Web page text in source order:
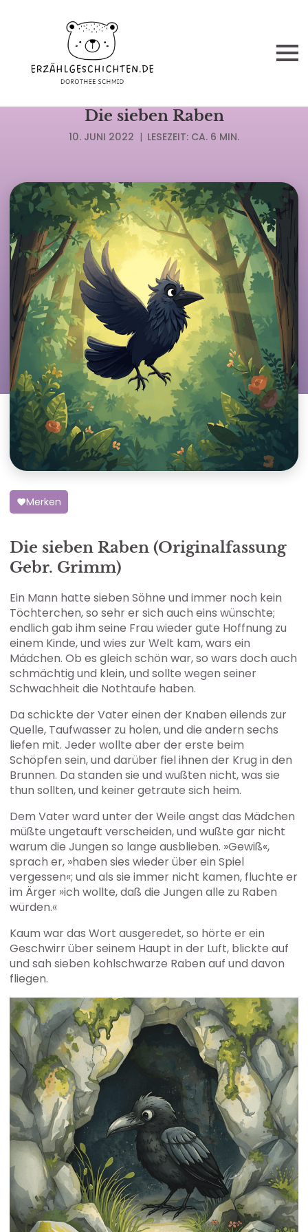
Die sieben Raben
10. JUNI 2022 | LESEZEIT: CA. 6 MIN.
Merken
Die sieben Raben (Originalfassung
Gebr. Grimm)
Ein Mann hatte sieben Söhne und immer noch kein
Töchterchen, so sehr er sich auch eins wünschte;
endlich gab ihm seine Frau wieder gute Hoffnung zu
einem Kinde, und wies zur Welt kam, wars ein
Mädchen. Ob es gleich schön war, so wars doch auch
schmächtig und klein, und sollte wegen seiner
Schwachheit die Nothtaufe haben.
Da schickte der Vater einen der Knaben eilends zur
Quelle, Taufwasser zu holen, und die andern sechs
liefen mit. Jeder wollte aber der erste beim
Schöpfen sein, und darüber fiel ihnen der Krug in den
Brunnen. Da standen sie und wußten nicht, was sie
thun sollten, und keiner getraute sich heim.
Dem Vater ward unter der Weile angst das Mädchen
müßte ungetauft verscheiden, und wußte gar nicht
warum die Jungen so lange ausblieben. »Gewiß«,
sprach er, »haben sies wieder über ein Spiel
vergessen«; und als sie immer nicht kamen, fluchte er
im Ärger »ich wollte, daß die Jungen alle zu Raben
würden.«
Kaum war das Wort ausgeredet, so hörte er ein
Geschwirr über seinem Haupt in der Luft, blickte auf
und sah sieben kohlschwarze Raben auf und davon
fliegen.